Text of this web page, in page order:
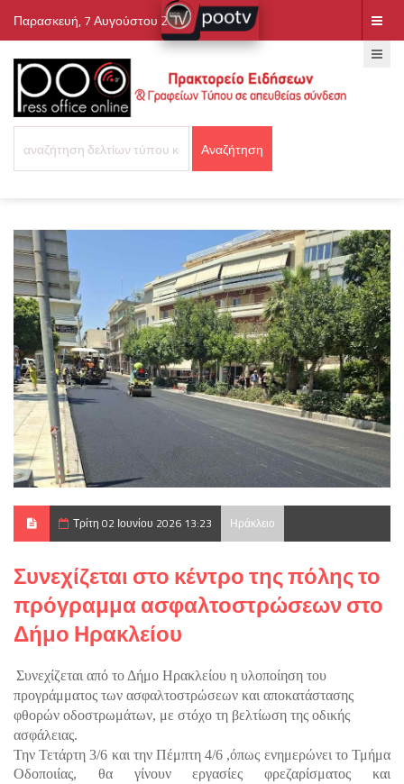
Παρασκευή, 7 Αυγούστου 2026
Τρίτη 02 Ιουνίου 2026 13:23 Ηράκλειο
Συνεχίζεται στο κέντρο της πόλης το
πρόγραμμα ασφαλτοστρώσεων στο
Δήμο Ηρακλείου
Συνεχίζεται από το Δήμο Ηρακλείου η υλοποίηση του
προγράμματος των ασφαλτοστρώσεων και αποκατάστασης
φθορών οδοστρωμάτων, με στόχο τη βελτίωση της οδικής
ασφάλειας.
Την Τετάρτη 3/6 και την Πέμπτη 4/6 ,όπως ενημερώνει το Τμήμα
Οδοποιίας, θα γίνουν εργασίες φρεζαρίσματος και